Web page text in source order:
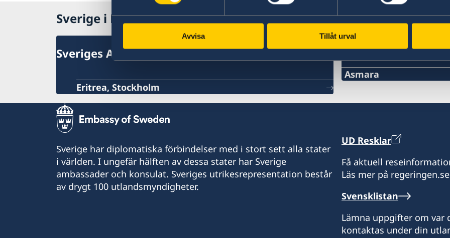
Avvisa Tillåt urval
Sverige i Eritrea
Sveriges Ambassad
Eritrea, Stockholm
Sektionskansliet i
Asmara
Office of the Embassy of
c/o Delegation of the
Marsa Teklai Street 192
Asmara
Eritrea
Telefontider:
Tisdag: 10.00-11.00
Sverige har diplomatiska förbindelser med i stort sett alla stater
i världen. I ungefär hälften av dessa stater har Sverige
ambassader och konsulat. Sveriges utrikesrepresentation består
av drygt 100 utlandsmyndigheter.
UD Resklar
Få aktuell
Läs mer på
Svensklistan
Lämna uppgifter om var
kontaktas under din